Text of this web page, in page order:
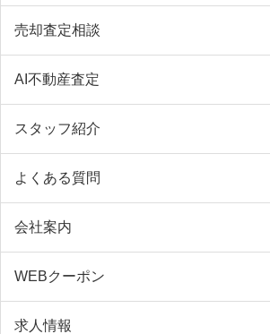
売却査定相談
AI不動産査定
スタッフ紹介
よくある質問
会社案内
WEBクーポン
求人情報